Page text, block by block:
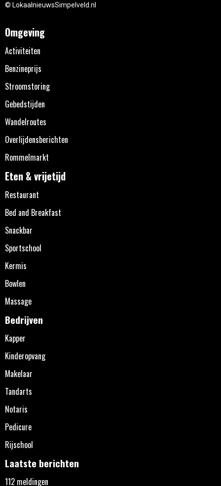
© LokaalnieuwsSimpelveld.nl
Omgeving
Activiteiten
Benzineprijs
Stroomstoring
Gebedstijden
Wandelroutes
Overlijdensberichten
Rommelmarkt
Eten & vrijetijd
Restaurant
Bed and Breakfast
Snackbar
Sportschool
Kermis
Bowlen
Massage
Bedrijven
Kapper
Kinderopvang
Makelaar
Tandarts
Notaris
Pedicure
Rijschool
Laatste berichten
112 meldingen